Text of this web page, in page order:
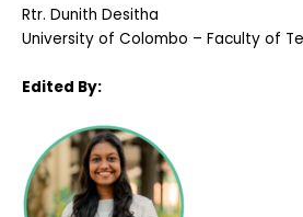
Rtr. Dunith Desitha
University of Colombo – Faculty of
Edited By: